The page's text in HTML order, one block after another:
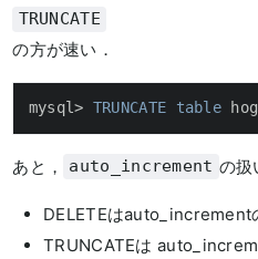
TRUNCATE
の方が速い．
mysql> TRUNCATE table
あと， auto_increment の扱
DELETEはauto_increment
TRUNCATEは